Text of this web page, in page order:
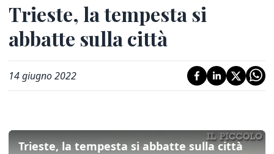
Trieste, la tempesta si
abbatte sulla città
14 giugno 2022
Trieste, la tempesta si abbatte sulla città